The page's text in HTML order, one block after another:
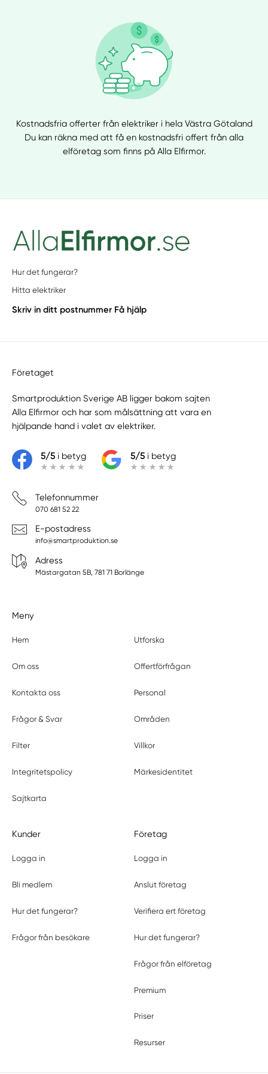
Kostnadsfria offerter från elektriker i hela Västra Götaland
Du kan räkna med att få en kostnadsfri offert från alla
elföretag som finns på Alla Elfirmor.
Hur det fungerar?
Hitta elektriker
Skriv in ditt postnummer Få hjälp
Företaget
Smartproduktion Sverige AB ligger bakom sajten
Alla Elfirmor och har som målsättning att vara en
hjälpande hand i valet av elektriker.
5/5i betyg 5/5i betyg
Telefonnummer
070 681 52 22
E-postadress
info@smartproduktion.se
Adress
Mästargatan 5B, 781 71 Borlänge
Meny
Hem Utforska
Om oss Offertförfrågan
Kontakta oss Personal
Frågor & Svar Områden
Filter Villkor
Integritetspolicy Märkesidentitet
Sajtkarta
Kunder
Logga in
Bli medlem
Hur det fungerar?
Frågor från besökare
Företag
Logga in
Anslut företag
Verifiera ert företag
Hur det fungerar?
Frågor från elföretag
Premium
Priser
Resurser